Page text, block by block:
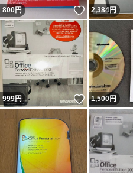
800円 いいね！
2,384円
999円 いいね！
1,500円